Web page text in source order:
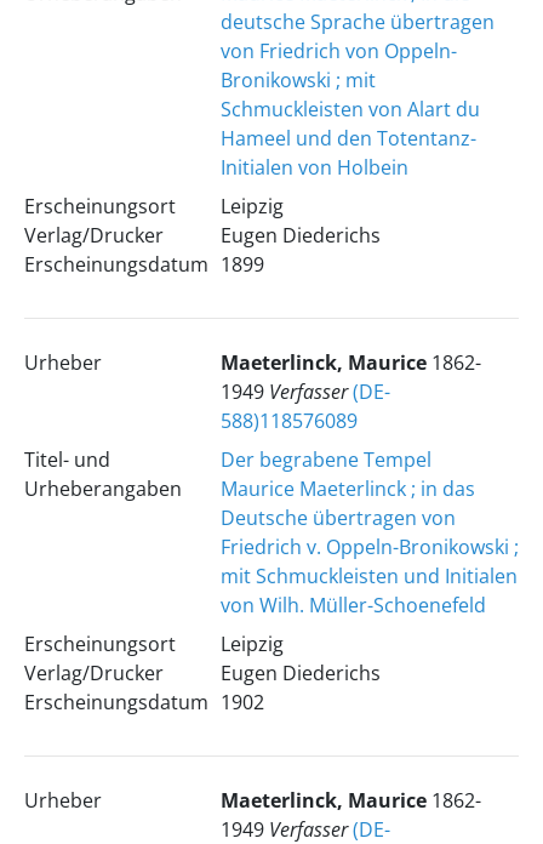
deutsche Sprache übertragen
von Friedrich von Oppeln-
Bronikowski ; mit
Schmuckleisten von Alart du
Hameel und den Totentanz-
Initialen von Holbein
Erscheinungsort
Verlag/Drucker
Erscheinungsdatum
Leipzig
Eugen Diederichs
1899
Urheber Maeterlinck, Maurice 1862-
1949 Verfasser(DE-
588)118576089
Titel- und
Urheberangaben
Der begrabene Tempel
Maurice Maeterlinck ; in das
Deutsche übertragen von
Friedrich v. Oppeln-Bronikowski ;
mit Schmuckleisten und Initialen
von Wilh. Müller-Schoenefeld
Erscheinungsort
Verlag/Drucker
Erscheinungsdatum
Leipzig
Eugen Diederichs
1902
Urheber Maeterlinck, Maurice 1862-
1949 Verfasser(DE-